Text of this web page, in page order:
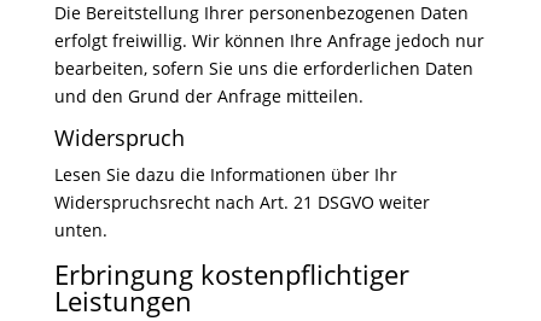
Die Bereitstellung Ihrer personenbezogenen Daten
erfolgt freiwillig. Wir können Ihre Anfrage jedoch nur
bearbeiten, sofern Sie uns die erforderlichen Daten
und den Grund der Anfrage mitteilen.
Widerspruch
Lesen Sie dazu die Informationen über Ihr
Widerspruchsrecht nach Art. 21 DSGVO weiter
unten.
Erbringung kostenpflichtiger
Leistungen